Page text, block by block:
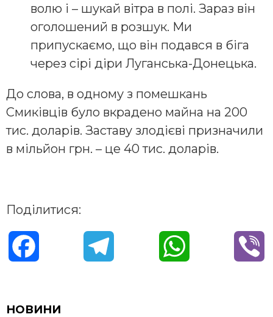
волю і – шукай вітра в полі. Зараз він
оголошений в розшук. Ми
припускаємо, що він подався в біга
через сірі діри Луганська-Донецька.
До слова, в одному з помешкань
Смиківців було вкрадено майна на 200
тис. доларів. Заставу злодієві призначили
в мільйон грн. – це 40 тис. доларів.
Поділитися:
c
НОВИНИ